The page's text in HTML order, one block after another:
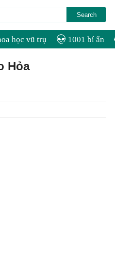
học vũ trụ 1001 bí ẩn
Hỏa